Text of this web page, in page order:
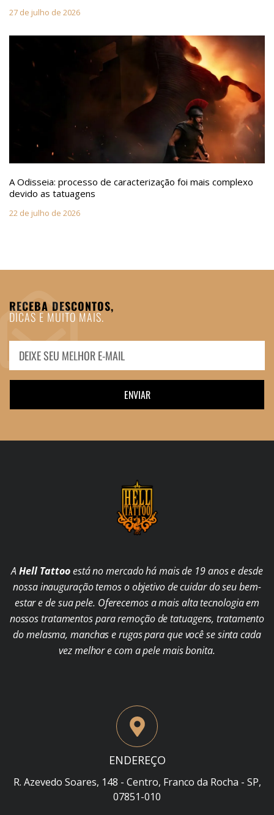
27 de julho de 2026
A Odisseia: processo de caracterização foi mais complexo
devido as tatuagens
22 de julho de 2026
RECEBA DESCONTOS,
DICAS E MUITO MAIS.
ENVIAR
AHell Tattooestá no mercado há mais de 19 anos e desde
nossa inauguração temos o objetivo de cuidar do seu bem-
estar e de sua pele. Oferecemos a mais alta tecnologia em
nossos tratamentos para remoção de tatuagens, tratamento
do melasma, manchas e rugas para que você se sinta cada
vez melhor e com a pele mais bonita.
ENDEREÇO
R. Azevedo Soares, 148 - Centro, Franco da Rocha - SP,
07851-010